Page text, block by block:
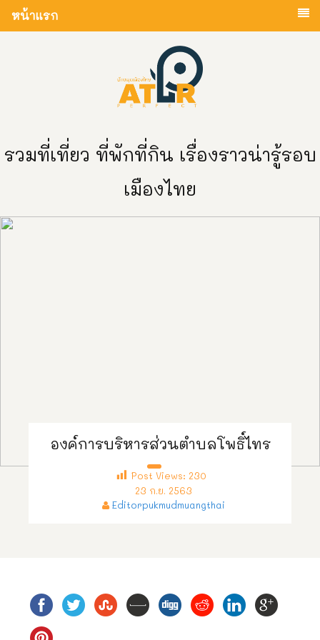
หน้าแรก
รวมที่เที่ยว ที่พักที่กิน เรื่องราวน่ารู้รอบ
เมืองไทย
องค์การบริหารส่วนตำบลโพธิ์ไทร
Post Views: 230
23 ก.ย. 2563
Editorpukmudmuangthai